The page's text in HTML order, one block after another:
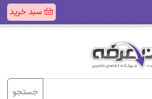
سبد خرید
جستجو